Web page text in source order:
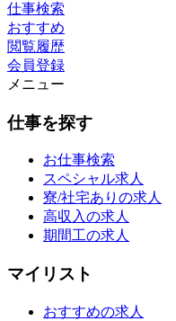
仕事検索
おすすめ
閲覧履歴
会員登録
メニュー
仕事を探す
お仕事検索
スペシャル求人
寮/社宅ありの求人
高収入の求人
期間工の求人
マイリスト
おすすめの求人